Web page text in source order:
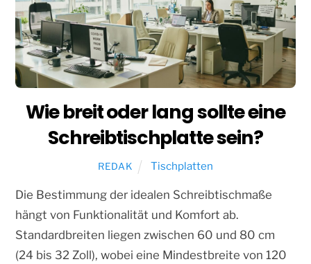
Wie breit oder lang sollte eine
Schreibtischplatte sein?
REDAK Tischplatten
Die Bestimmung der idealen Schreibtischmaße
hängt von Funktionalität und Komfort ab.
Standardbreiten liegen zwischen 60 und 80 cm
(24 bis 32 Zoll), wobei eine Mindestbreite von 120